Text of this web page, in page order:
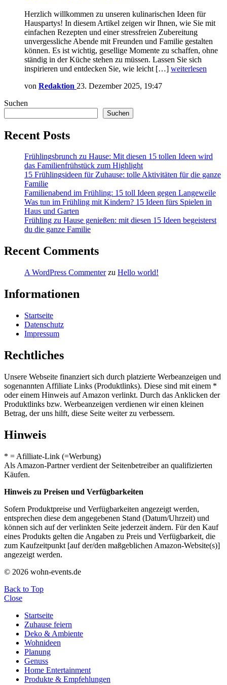
Herzlich willkommen zu unseren kulinarischen Ideen für
Hauspartys! In diesem Artikel zeigen wir Ihnen, wie Sie mit
einfachen Rezepten und einer stressfreien Zubereitung
unvergessliche Abende mit Freunden und Familie gestalten
können. Es ist wichtig, gesellige Momente zu schaffen, ohne
ständig in der Küche stehen zu müssen. Lassen Sie sich
inspirieren und entdecken Sie, wie leicht […] weiterlesen
von Redaktion 23. Dezember 2025, 19:47
Suchen
Suchen
Recent Posts
Frühlingsbrunch zu Hause: Mit diesen 15 tollen Ideen wird
das Familienfrühstück zum Highlight
15 Frühlingsideen für Zuhause: tolle Aktivitäten für die ganze
Familie
Familienabend im Frühling: 15 toll Ideen gegen Langeweile
Was tun im Frühling mit Kindern? 15 Ideen fürs Spielen in
Haus und Garten
Frühling zu Hause genießen: mit diesen 15 Ideen begeisterst
du die ganze Familie
Recent Comments
A WordPress Commenterzu Hello world!
Informationen
Startseite
Datenschutz
Impressum
Rechtliches
Unsere Webseite finanziert sich durch platzierte Werbeanzeigen und
sogenannten Affiliate Links (Produktlinks). Diese sind mit einem *
oder einem Hinweis auf Amazon verlinkt. Durch das Anklicken der
Produktlinks bzw. Werbeanzeigen verdienen wir einen kleinen
Betrag, der uns hilft, diese Seite weiter zu verbessern.
Hinweis
* = Afilliate-Link (=Werbung)
Als Amazon-Partner verdient der Seitenbetreiber an qualifizierten
Käufen.
Hinweis zu Preisen und Verfügbarkeiten
Sofern Produktpreise und Verfügbarkeiten angezeigt werden,
entsprechen diese dem angegebenen Stand (Datum/Uhrzeit) und
können sich auf der verlinkten Seite jederzeit ändern. Für den Kauf
eines Produkts gelten die Angaben zu Preis und Verfügbarkeit, die
zum Kaufzeitpunkt [auf der/den maßgeblichen Amazon-Website(s)]
angezeigt werden.
© 2026 wohn-events.de
Back to Top
Close
Startseite
Zuhause feiern
Deko & Ambiente
Wohnideen
Planung
Genuss
Home Entertainment
Produkte & Empfehlungen